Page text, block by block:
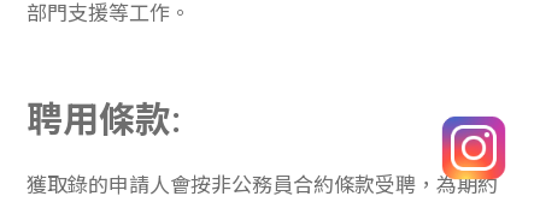
部門支援等工作。
聘用條款:
獲取錄的申請人會按非公務員合約條款受聘，為期約